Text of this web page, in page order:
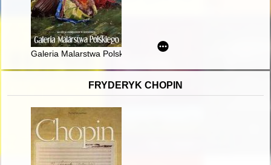
Galeria Malarstwa Polskiego : przewodnik zaktualizowany,
FRYDERYK CHOPIN